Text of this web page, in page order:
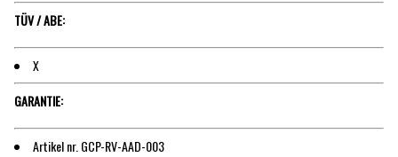
TÜV / ABE:
X
GARANTIE:
Artikel nr. GCP-RV-AAD-003